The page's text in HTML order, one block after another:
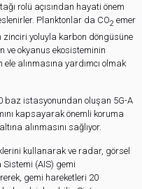
rolü açısından hayati önem
Planktonlar da CO2 emer
zinciri yoluyla karbon döngüsüne
ve okyanus ekosisteminin
alınmasına yardımcı olmak
baz istasyonundan oluşan 5G-A
kapsayarak önemli koruma
alınmasını sağlıyor.
kullanarak ve radar, görsel
(AIS) gemi
gemi hareketleri 20